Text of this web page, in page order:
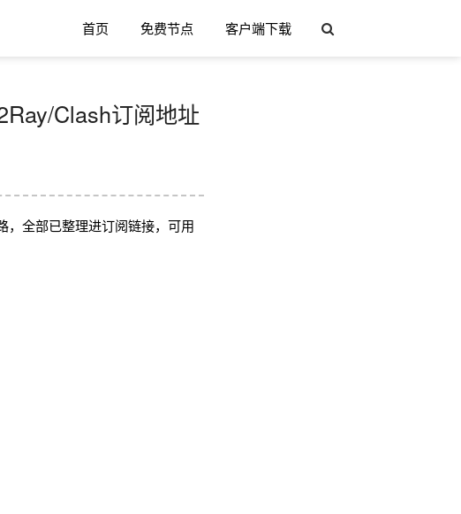
首页 免费节点 客户端下载
Clash订阅地址
，全部已整理进订阅链接，可用